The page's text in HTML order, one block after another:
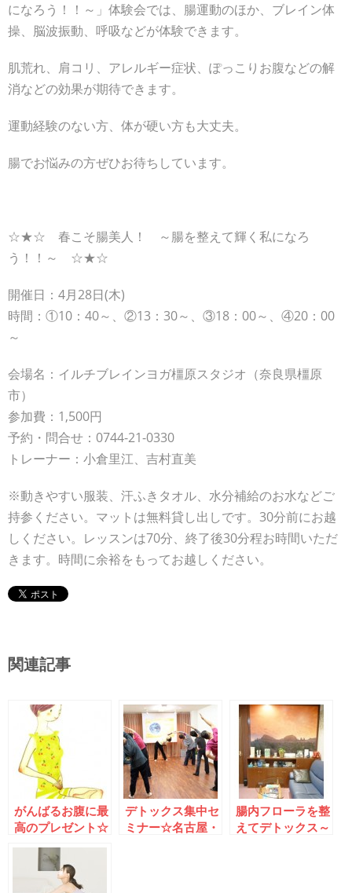
になろう！！～」体験会では、腸運動のほか、ブレイン体
操、脳波振動、呼吸などが体験できます。
肌荒れ、肩コリ、アレルギー症状、ぽっこりお腹などの解
消などの効果が期待できます。
運動経験のない方、体が硬い方も大丈夫。
腸でお悩みの方ぜひお待ちしています。
☆★☆ 春こそ腸美人！ ～腸を整えて輝く私になろ
う！！～ ☆★☆
開催日：4月28日(木)
時間：①10：40～、②13：30～、③18：00～、④20：00
～
会場名：イルチブレインヨガ橿原スタジオ（奈良県橿原
市）
参加費：1,500円
予約・問合せ：0744-21-0330
トレーナー：小倉里江、吉村直美
※動きやすい服装、汗ふきタオル、水分補給のお水などご
持参ください。マットは無料貸し出しです。30分前にお越
しください。レッスンは70分、終了後30分程お時間いただ
きます。時間に余裕をもってお越しください。
関連記事
がんばるお腹に最
高のプレゼント☆
イルチブレインヨ
ガの腸運動で消化
不良を改善しよう
デトックス集中セ
ミナー☆名古屋・
腸内フローラを整
えてデトックス～